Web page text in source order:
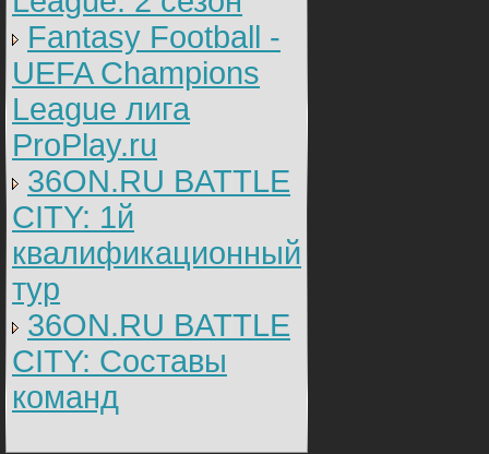
Fantasy Football -
UEFA Champions
League лига
ProPlay.ru
36ON.RU BATTLE
CITY: 1й
квалификационный
тур
36ON.RU BATTLE
CITY: Составы
команд